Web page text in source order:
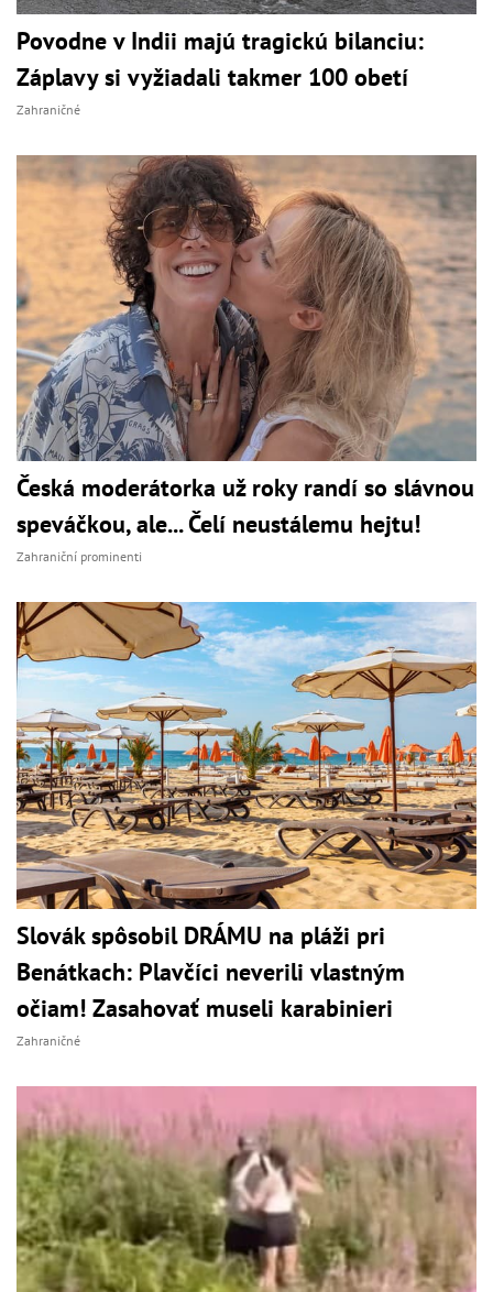
Povodne v Indii majú tragickú bilanciu:
Záplavy si vyžiadali takmer 100 obetí
Zahraničné
Česká moderátorka už roky randí so slávnou
speváčkou, ale... Čelí neustálemu hejtu!
Zahraniční prominenti
Slovák spôsobil DRÁMU na pláži pri
Benátkach: Plavčíci neverili vlastným
očiam! Zasahovať museli karabinieri
Zahraničné